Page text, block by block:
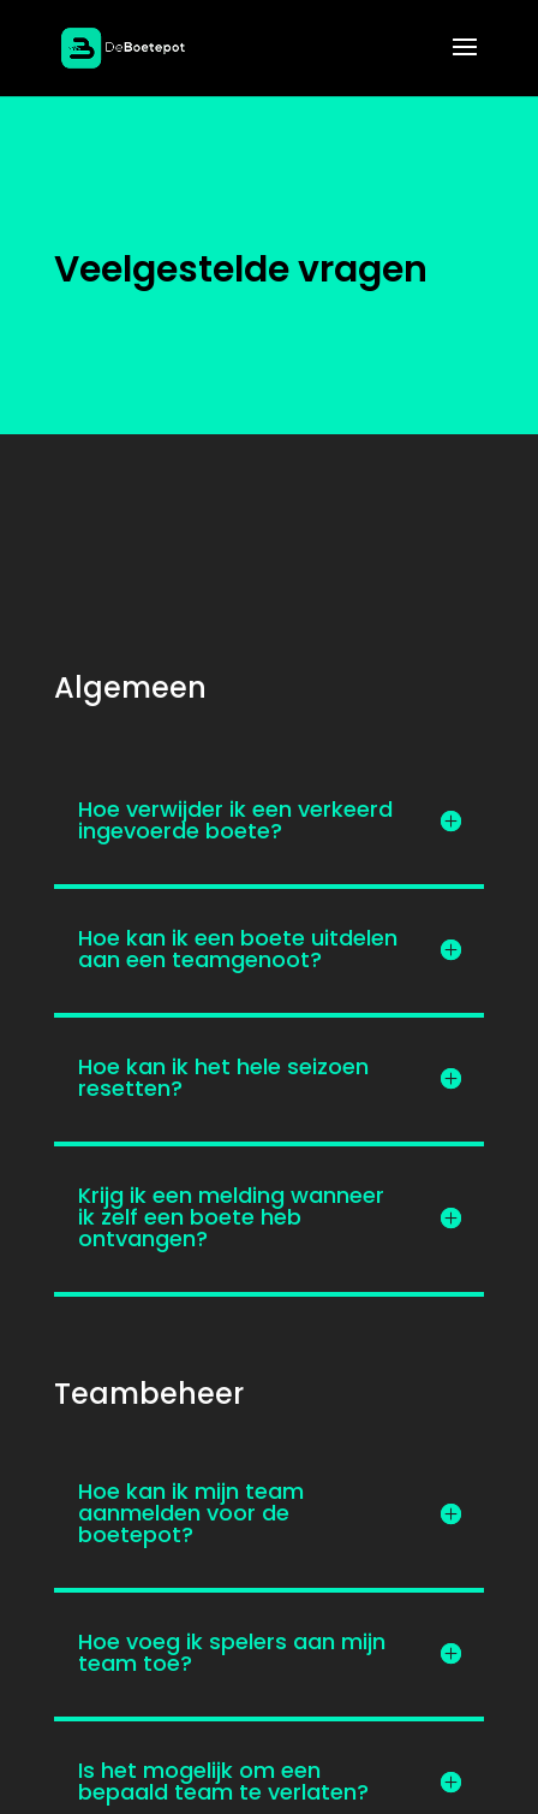
Veelgestelde vragen
Algemeen
Hoe verwijder ik een verkeerd
ingevoerde boete?
Hoe kan ik een boete uitdelen
aan een teamgenoot?
Hoe kan ik het hele seizoen
resetten?
Krijg ik een melding wanneer
ik zelf een boete heb
ontvangen?
Teambeheer
Hoe kan ik mijn team
aanmelden voor de
boetepot?
Hoe voeg ik spelers aan mijn
team toe?
Is het mogelijk om een
bepaald team te verlaten?